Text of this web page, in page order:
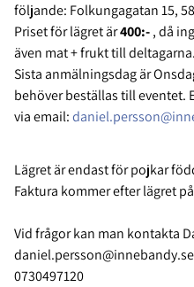
följande: Folkungagatan 15,
Priset för lägret är400:-, då
även mat + frukt till deltagarna.
Sista anmälningsdag är
behöver beställas till eventet.
via email:
Lägret är endast för pojkar
Faktura kommer efter lägret
Vid frågor kan man kontakta
daniel.persson@innebandy.se
0730497120